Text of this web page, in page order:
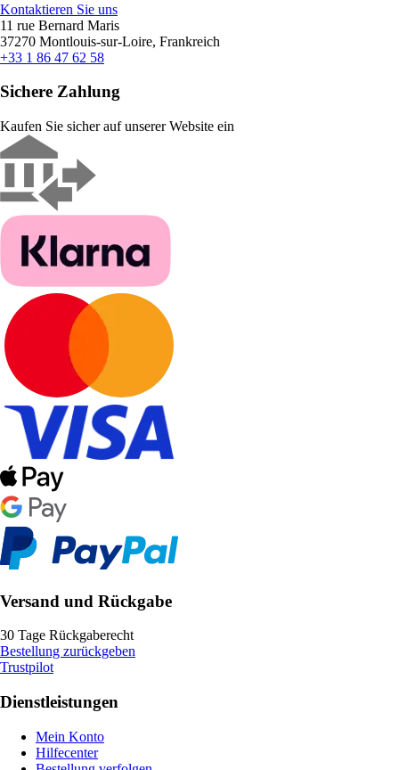
Kontaktieren Sie uns
11 rue Bernard Maris
37270 Montlouis-sur-Loire, Frankreich
+33 1 86 47 62 58
Sichere Zahlung
Kaufen Sie sicher auf unserer Website ein
Versand und Rückgabe
30 Tage Rückgaberecht
Bestellung zurückgeben
Trustpilot
Dienstleistungen
Mein Konto
Hilfecenter